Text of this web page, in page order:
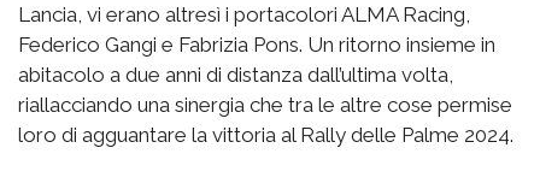
Lancia, vi erano altresì i portacolori ALMA Racing,
Federico Gangi e Fabrizia Pons. Un ritorno insieme in
abitacolo a due anni di distanza dall’ultima volta,
riallacciando una sinergia che tra le altre cose permise
loro di agguantare la vittoria al Rally delle Palme 2024.